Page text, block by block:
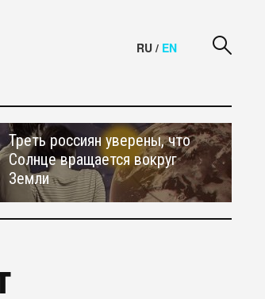
RU / EN
Треть россиян уверены, что
Солнце вращается вокруг
Земли